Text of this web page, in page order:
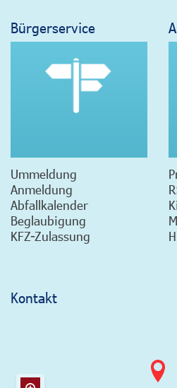
Bürgerservice
Ummeldung
Anmeldung
Abfallkalender
Beglaubigung
KFZ-Zulassung
Kontakt